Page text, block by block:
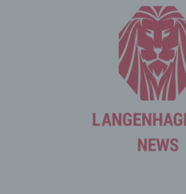
Internetseite, von welcher ein
unsere Internetseite gelangt
die Unterwebseiten, welche über
System auf unserer Internetseite
(5) das Datum und die Uhrzeit
Internetseite, (6) eine Internet-
Adresse), (7) der Internet-Service-
zugreifenden Systems und (8)
und Informationen, die der